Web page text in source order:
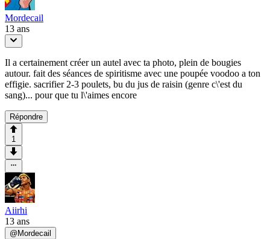
Mordecail
13 ans
Il a certainement créer un autel avec ta photo, plein de bougies
autour. fait des séances de spiritisme avec une poupée voodoo a ton
effigie. sacrifier 2-3 poulets, bu du jus de raisin (genre c\'est du
sang)... pour que tu l\'aimes encore
Répondre
1
Aiirhi
13 ans
@ Mordecail